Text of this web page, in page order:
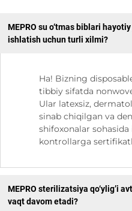
MEPRO su o‘tmas biblari
ishlatish uchun turli xilmi?
Ha! Bizning
tibbiy sifatda
Ular latexsiz,
sinab chiqilgan va
shifoxonalar
kontrollarga
MEPRO sterilizatsiya qo‘ylig’i
vaqt davom etadi?